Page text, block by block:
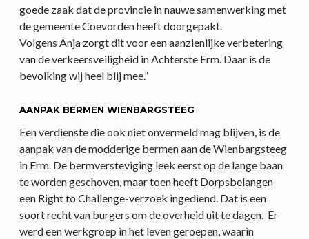
goede zaak dat de provincie in nauwe samenwerking met
de gemeente Coevorden heeft doorgepakt.
Volgens Anja zorgt dit voor een aanzienlijke verbetering
van de verkeersveiligheid in Achterste Erm. Daar is de
bevolking wij heel blij mee.”
AANPAK BERMEN WIENBARGSTEEG
Een verdienste die ook niet onvermeld mag blijven, is de
aanpak van de modderige bermen aan de Wienbargsteeg
in Erm. De bermversteviging leek eerst op de lange baan
te worden geschoven, maar toen heeft Dorpsbelangen
een Right to Challenge-verzoek ingediend. Dat is een
soort recht van burgers om de overheid uit te dagen. Er
werd een werkgroep in het leven geroepen, waarin